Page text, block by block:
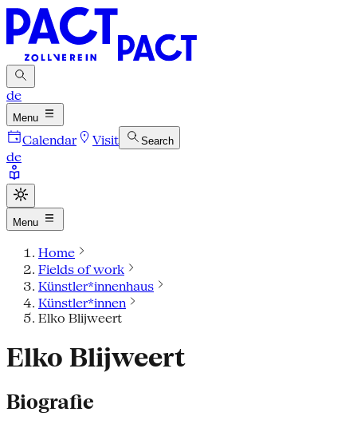
de
Menu
Calendar Visit Search
de
Menu
Home
Fields of work
Künstler*innenhaus
Künstler*innen
Elko Blijweert
Elko Blijweert
Biografie